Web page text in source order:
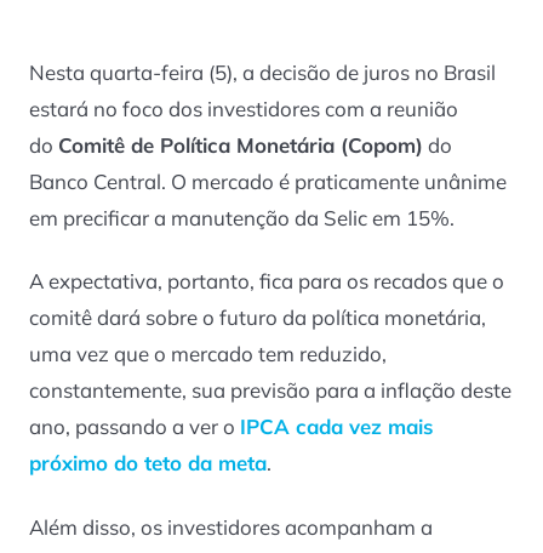
Nesta quarta-feira (5), a decisão de juros no Brasil
estará no foco dos investidores com a reunião
do Comitê de Política Monetária (Copom) do
Banco Central. O mercado é praticamente unânime
em precificar a manutenção da Selic em 15%.
A expectativa, portanto, fica para os recados que o
comitê dará sobre o futuro da política monetária,
uma vez que o mercado tem reduzido,
constantemente, sua previsão para a inflação deste
ano, passando a ver o IPCA cada vez mais
próximo do teto da meta.
Além disso, os investidores acompanham a